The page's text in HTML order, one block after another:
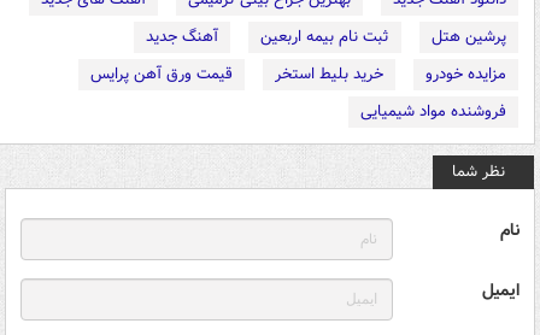
پرشین هتل
ثبت نام بیمه اربعین
آهنگ جدید
مزایده خودرو
خرید بلیط استخر
قیمت ورق آهن پرایس
فروشنده مواد شیمیایی
نظر شما
نام
ایمیل